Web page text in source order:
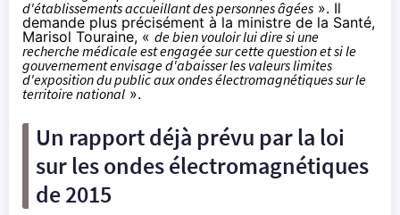
d'établissements accueillant des personnes âgées ». Il
demande plus précisément à la ministre de la Santé,
Marisol Touraine, « de bien vouloir lui dire si une
recherche médicale est engagée sur cette question et si le
gouvernement envisage d'abaisser les valeurs limites
d'exposition du public aux ondes électromagnétiques sur le
territoire national ».
Un rapport déjà prévu par la loi
sur les ondes électromagnétiques
de 2015